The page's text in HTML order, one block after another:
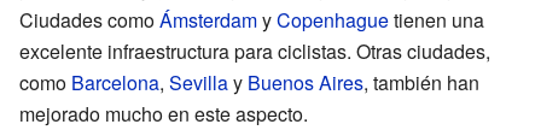
Ciudades comoÁmsterdamyCopenhaguetienen una
excelente infraestructura para ciclistas. Otras ciudades,
como Barcelona, Sevillay Buenos Aires, también han
mejorado mucho en este aspecto.